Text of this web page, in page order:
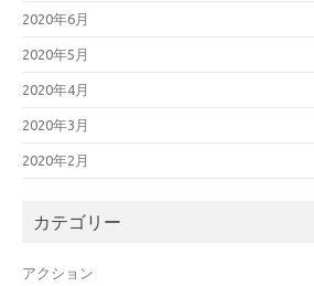
2020年6月
2020年5月
2020年4月
2020年3月
2020年2月
カテゴリー
アクション